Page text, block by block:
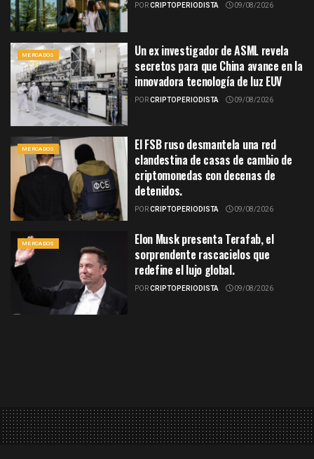
PORCRIPTOPERIODISTA 09/08/2026
MERCADOS
Un ex investigador de ASML revela
secretos para que China avance en la
innovadora tecnología de luz EUV
PORCRIPTOPERIODISTA 09/08/2026
MERCADOS
El FSB ruso desmantela una red
clandestina de casas de cambio de
criptomonedas con decenas de
detenidos.
PORCRIPTOPERIODISTA 09/08/2026
MERCADOS
Elon Musk presenta Terafab, el
sorprendente rascacielos que
redefine el lujo global.
PORCRIPTOPERIODISTA 09/08/2026